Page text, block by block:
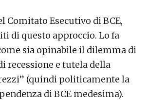
Comitato Esecutivo di BCE,
di questo approccio. Lo fa
sia opinabile il dilemma di
recessione e tutela della
(quindi politicamente la
di BCE medesima).